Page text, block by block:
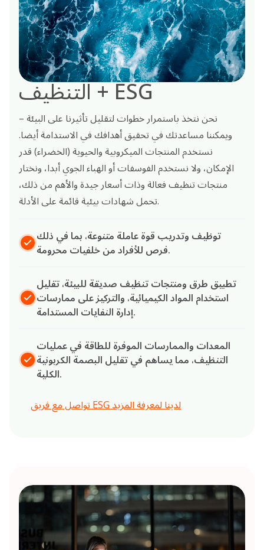
التنظيف + ESG
نحن نتخذ باستمرار خطوات لتقليل تأثيرنا على البيئة –
ويمكننا مساعدتك في تحقيق أهدافك في الاستدامة أيضا.
نستخدم المنتجات الميكروبية والحيوية (الخضراء) قدر
الإمكان، ولا نستخدم الفوسفات أو الهباء الجوي أبدا، ونختار
منتجات تنظيف فعالة وذات أسعار جيدة والأهم من ذلك،
تحمل شهادات بيئية قائمة على الأدلة.
توظيف وتدريب قوة عاملة متنوعة، بما في ذلك
فرص للأفراد من خلفيات محرومة.
تطبيق طرق ومنتجات تنظيف صديقة للبيئة، تقليل
استخدام المواد الكيميائية، والتركيز على ممارسات
إدارة النفايات المستدامة.
المعدات والممارسات الموفرة للطاقة في عمليات
التنظيف، مما يساهم في تقليل البصمة الكربونية
الكلية.
تواصل مع فريق ESG لدينا لمعرفة المزيد